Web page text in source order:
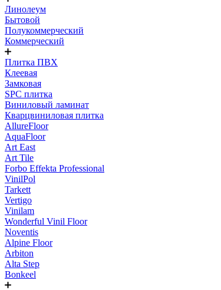
Линолеум
Бытовой
Полукоммерческий
Коммерческий
Плитка ПВХ
Клеевая
Замковая
SPC плитка
Виниловый ламинат
Кварцвиниловая плитка
AllureFloor
AquaFloor
Art East
Art Tile
Forbo Effekta Professional
VinilPol
Tarkett
Vertigo
Vinilam
Wonderful Vinil Floor
Noventis
Alpine Floor
Arbiton
Alta Step
Bonkeel